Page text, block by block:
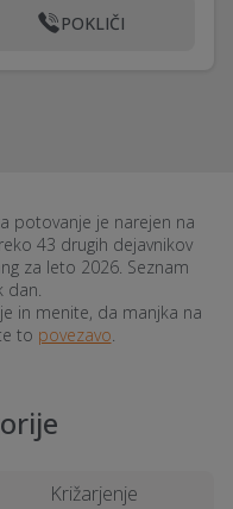
POKLIČI
potovanje je narejen na
43 drugih dejavnikov
za leto 2026. Seznam
dan.
in menite, da manjka na
to povezavo.
Križarjenje